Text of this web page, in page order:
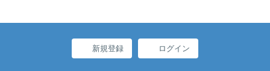
新規登録 ログイン